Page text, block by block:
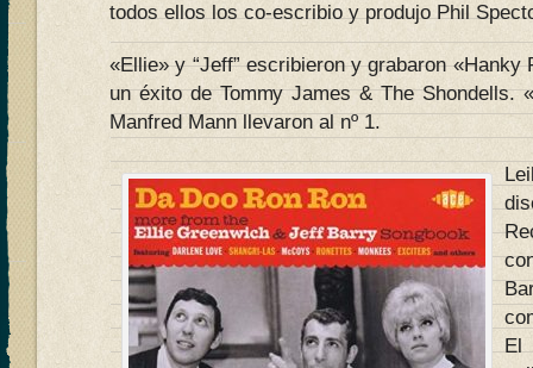
todos ellos los co-escribio y produjo Phil
«Ellie» y “Jeff” escribieron y grabaron
un éxito de Tommy James & The Shondells.
Manfred Mann llevaron al nº 1.
El